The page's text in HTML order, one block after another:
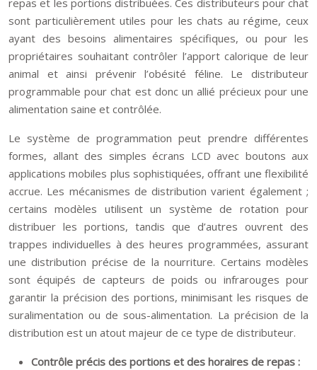
repas et les portions distribuées. Ces distributeurs pour chat
sont particulièrement utiles pour les chats au régime, ceux
ayant des besoins alimentaires spécifiques, ou pour les
propriétaires souhaitant contrôler l’apport calorique de leur
animal et ainsi prévenir l’obésité féline. Le distributeur
programmable pour chat est donc un allié précieux pour une
alimentation saine et contrôlée.
Le système de programmation peut prendre différentes
formes, allant des simples écrans LCD avec boutons aux
applications mobiles plus sophistiquées, offrant une flexibilité
accrue. Les mécanismes de distribution varient également ;
certains modèles utilisent un système de rotation pour
distribuer les portions, tandis que d’autres ouvrent des
trappes individuelles à des heures programmées, assurant
une distribution précise de la nourriture. Certains modèles
sont équipés de capteurs de poids ou infrarouges pour
garantir la précision des portions, minimisant les risques de
suralimentation ou de sous-alimentation. La précision de la
distribution est un atout majeur de ce type de distributeur.
Contrôle précis des portions et des horaires de repas :